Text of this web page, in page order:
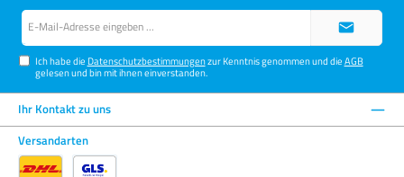
Ich habe die Datenschutzbestimmungenzur Kenntnis genommen und dieAGB
gelesen und bin mit ihnen einverstanden.
Ihr Kontakt zu uns
Versandarten